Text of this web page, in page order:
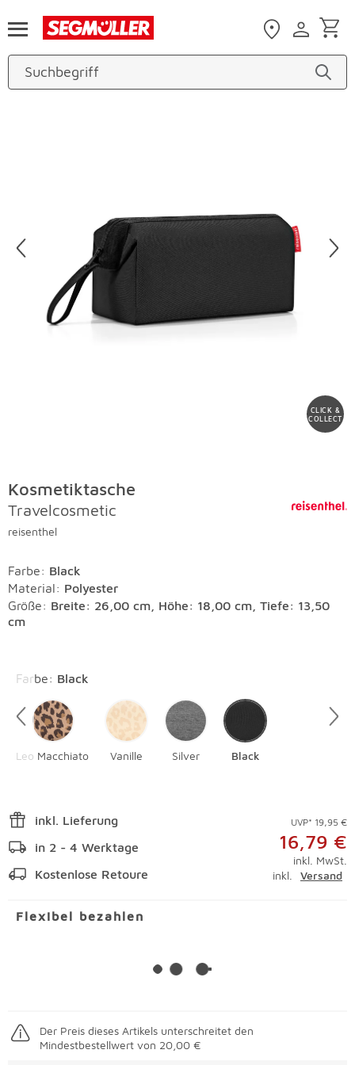
CLICK &
COLLECT
Kosmetiktasche
Travelcosmetic
reisenthel
Farbe: Black
Material: Polyester
Größe: Breite: 26,00 cm, Höhe: 18,00 cm, Tiefe: 13,50
cm
Farbe: Black
Leo Macchiato Vanille Silver Black
inkl. Lieferung
in 2 - 4 Werktage
Kostenlose Retoure
UVP* 19,95 €
16,79 €
inkl. MwSt.
inkl.
Versand
Flexibel bezahlen
Der Preis dieses Artikels unterschreitet den
Mindestbestellwert von 20,00 €